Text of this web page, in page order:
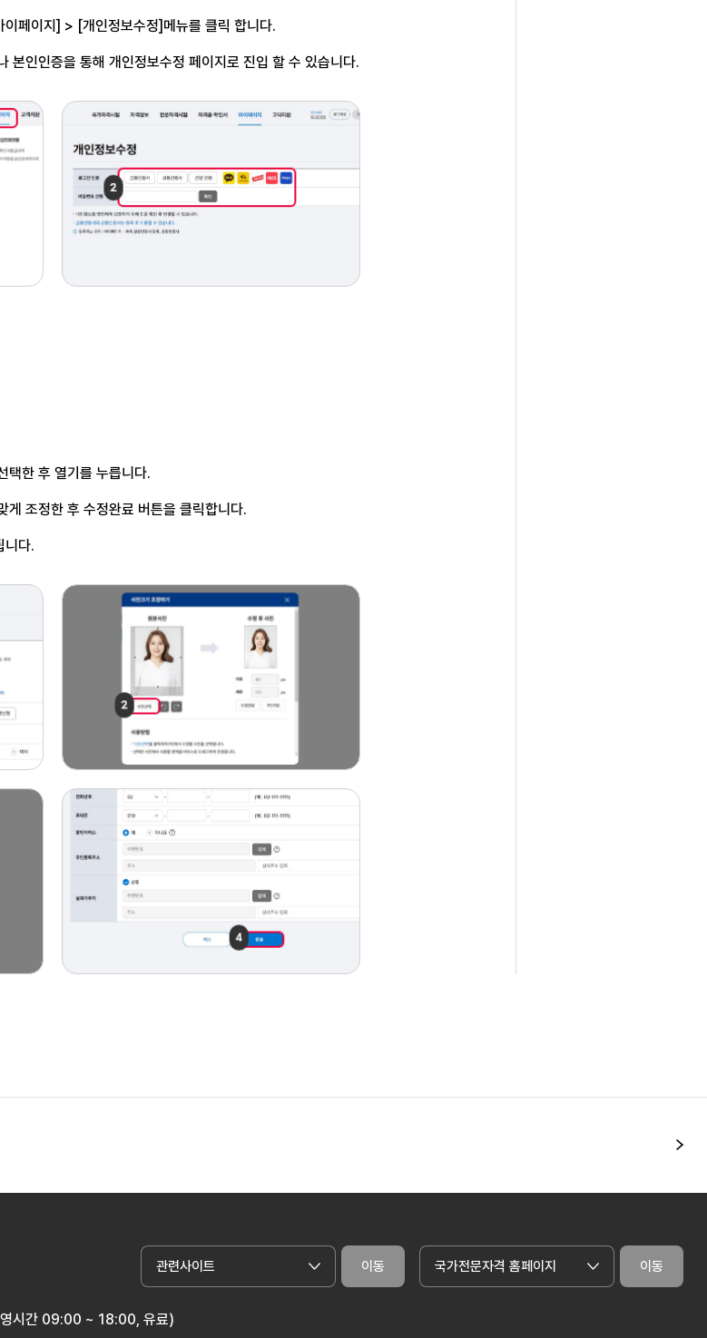
이페이지] > [개인정보수정]메뉴를 클릭 합니다.
본인인증을 통해 개인정보수정 페이지로 진입 할 수 있습니다.
택한 후 열기를 누릅니다.
게 조정한 후 수정완료 버튼을 클릭합니다.
니다.
시간 09:00 ~ 18:00, 유료)
관련사이트 이동 국가전문자격 홈페이지 이동